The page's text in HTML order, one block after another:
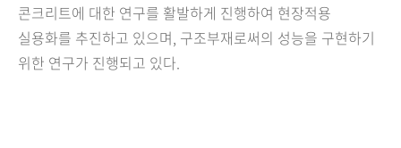
콘크리트에 대한 연구를 활발하게 진행하여 현장적용
실용화를 추진하고 있으며, 구조부재로써의 성능을 구현하기
위한 연구가 진행되고 있다.